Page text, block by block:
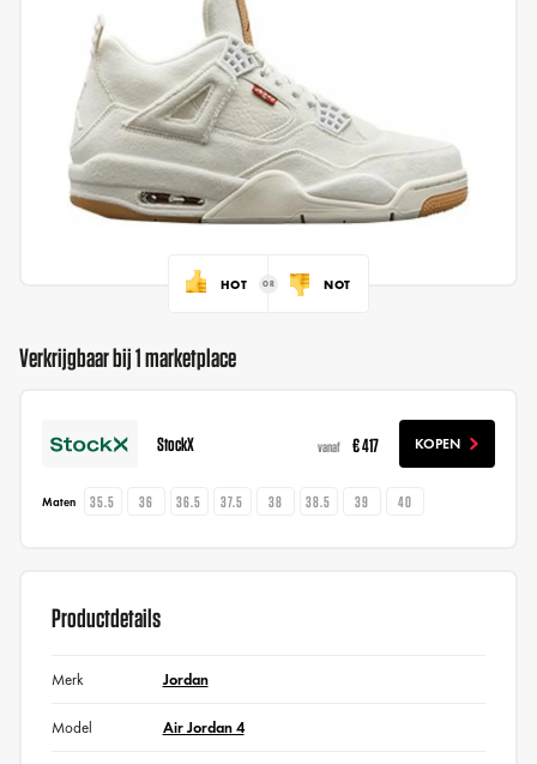
HOT NOT
Verkrijgbaar bij 1 marketplace
StockX vanaf € 417 KOPEN
Maten 35.5 36 36.5 37.5 38 38.5 39 40
Productdetails
Merk Jordan
Model Air Jordan 4